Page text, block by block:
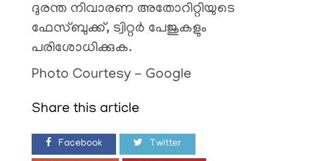
ദുരന്ത നിവാരണ അതോറിറ്റിയുടെ
ഫേസ്‌ബുക്ക്, ട്വിറ്റർ പേജുകളും
പരിശോധിക്കുക.
Photo Courtesy - Google
Share this article
Facebook Twitter